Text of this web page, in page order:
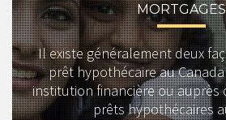
MORTGAGES
Il existe généralement deux
prêt hypothécaire au
institution financière ou auprès
prêts hypothécaires